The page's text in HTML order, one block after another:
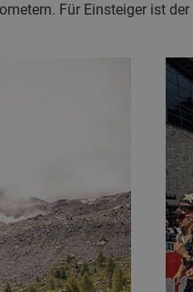
Für Einsteiger ist der